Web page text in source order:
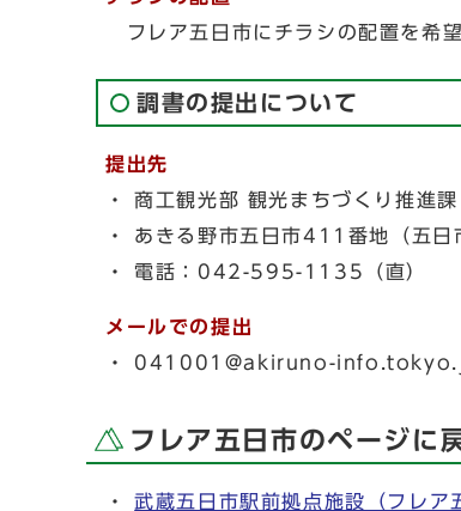
フレア五日市にチラシの配置を希
調書の提出について
提出先
・ 商工観光部 観光まちづくり推進課
・ あきる野市五日市411番地（五日
・ 電話：042-595-1135（直）
メールでの提出
・ 041001@akiruno-
フレア五日市のページに
・武蔵五日市駅前拠点施設（フレア